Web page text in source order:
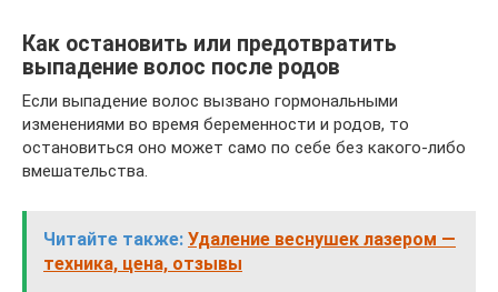
Как остановить или предотвратить
выпадение волос после родов
Если выпадение волос вызвано гормональными
изменениями во время беременности и родов, то
остановиться оно может само по себе без какого-либо
вмешательства.
Читайте также: Удаление веснушек лазером —
техника, цена, отзывы